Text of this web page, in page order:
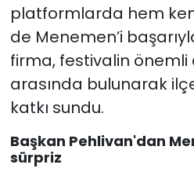
platformlarda hem
de Menemen’i
firma, festivalin önemli
arasında bulunarak
katkı sundu.
Başkan Pehlivan'dan
sürpriz